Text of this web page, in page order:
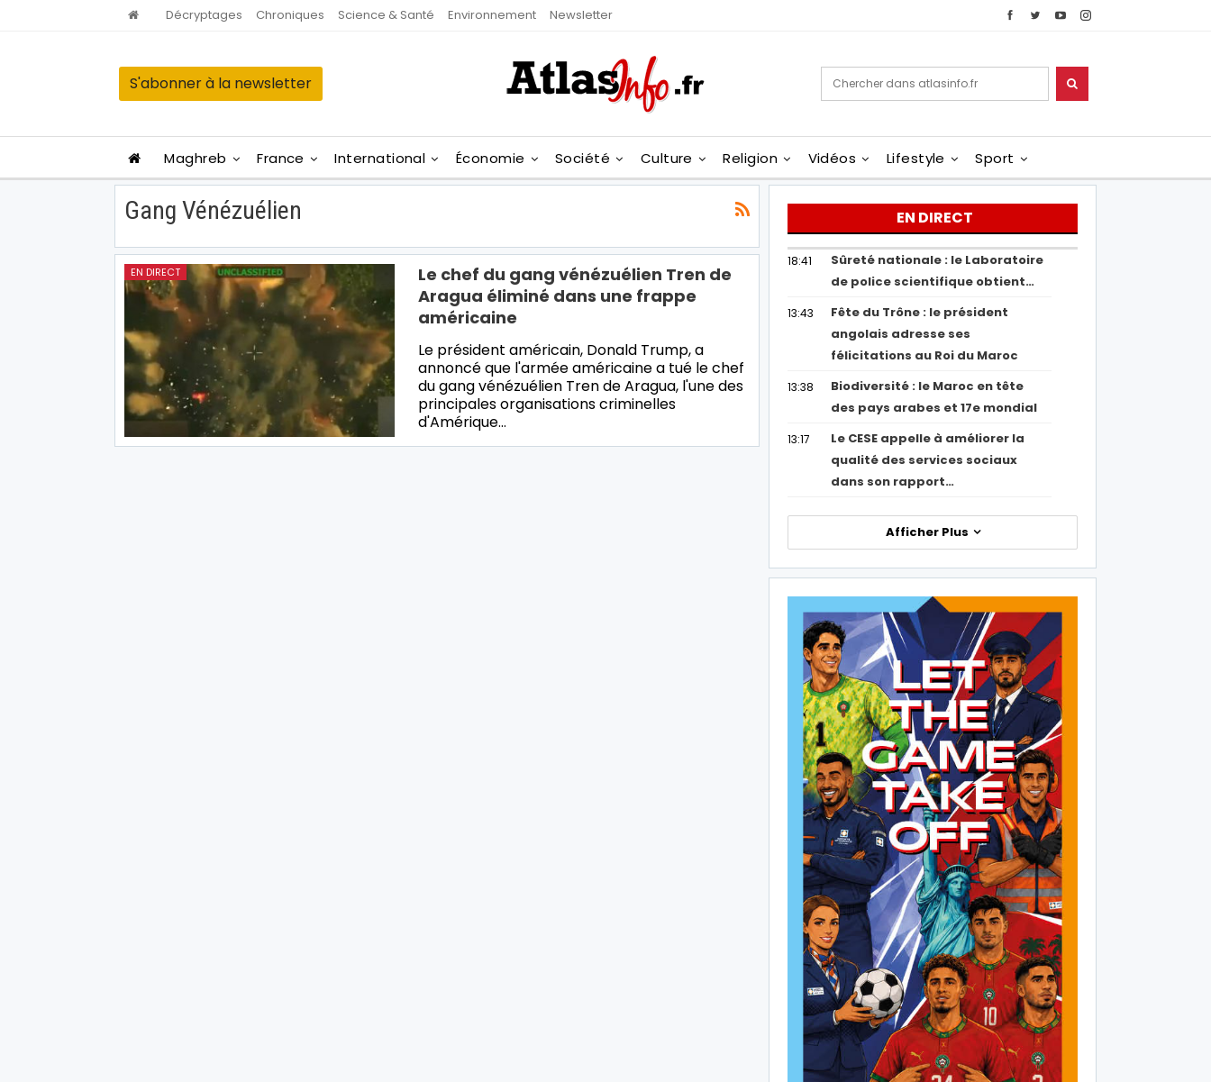
Décryptages Chroniques Science & Santé Environnement Newsletter
S'abonner à la newsletter
Maghreb France International Économie Société Culture Religion Vidéos Lifestyle Sport
Gang Vénézuélien
EN DIRECT
Le chef du gang vénézuélien Tren de
Aragua éliminé dans une frappe
américaine
Le président américain, Donald Trump, a
annoncé que l'armée américaine a tué le chef
du gang vénézuélien Tren de Aragua, l'une des
principales organisations criminelles
d'Amérique…
EN DIRECT
18:41
Sûreté nationale : le Laboratoire
de police scientifique obtient…
13:43
Fête du Trône : le président
angolais adresse ses
félicitations au Roi du Maroc
13:38
Biodiversité : le Maroc en tête
des pays arabes et 17e mondial
13:17
Le CESE appelle à améliorer la
qualité des services sociaux
dans son rapport…
Afficher Plus